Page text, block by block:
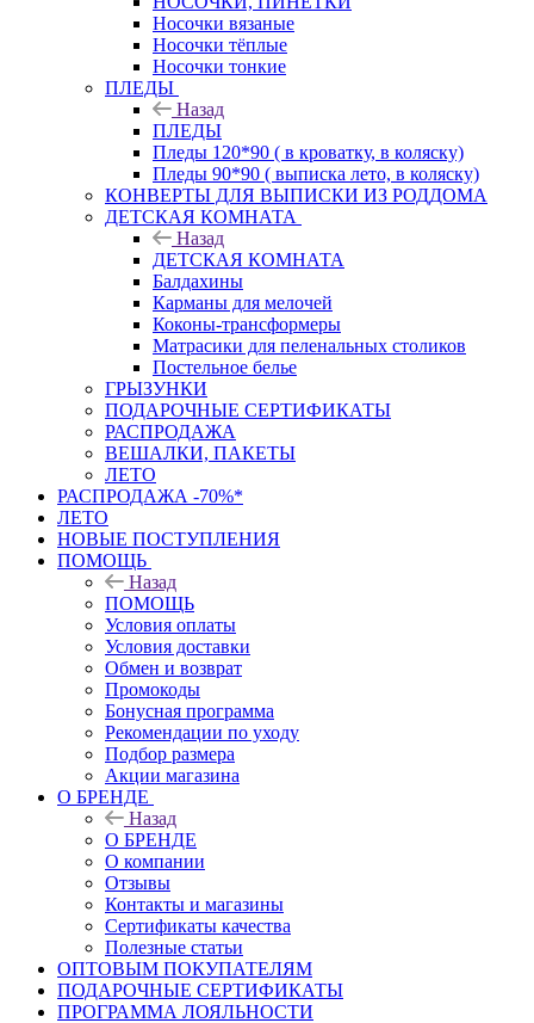
Носочки вязаные
Носочки тёплые
Носочки тонкие
ПЛЕДЫ
Назад
ПЛЕДЫ
Пледы 120*90 ( в кроватку, в коляску)
Пледы 90*90 ( выписка лето, в коляску)
КОНВЕРТЫ ДЛЯ ВЫПИСКИ ИЗ РОДДОМА
ДЕТСКАЯ КОМНАТА
Назад
ДЕТСКАЯ КОМНАТА
Балдахины
Карманы для мелочей
Коконы-трансформеры
Матрасики для пеленальных столиков
Постельное белье
ГРЫЗУНКИ
ПОДАРОЧНЫЕ СЕРТИФИКАТЫ
РАСПРОДАЖА
ВЕШАЛКИ, ПАКЕТЫ
ЛЕТО
РАСПРОДАЖА -70%*
ЛЕТО
НОВЫЕ ПОСТУПЛЕНИЯ
ПОМОЩЬ
Назад
ПОМОЩЬ
Условия оплаты
Условия доставки
Обмен и возврат
Промокоды
Бонусная программа
Рекомендации по уходу
Подбор размера
Акции магазина
О БРЕНДЕ
Назад
О БРЕНДЕ
О компании
Отзывы
Контакты и магазины
Сертификаты качества
Полезные статьи
ОПТОВЫМ ПОКУПАТЕЛЯМ
ПОДАРОЧНЫЕ СЕРТИФИКАТЫ
ПРОГРАММА ЛОЯЛЬНОСТИ